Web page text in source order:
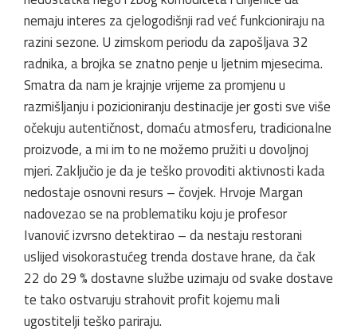
nemaju interes za cjelogodišnji rad već funkcioniraju na
razini sezone. U zimskom periodu da zapošljava 32
radnika, a brojka se znatno penje u ljetnim mjesecima.
Smatra da nam je krajnje vrijeme za promjenu u
razmišljanju i pozicioniranju destinacije jer gosti sve više
očekuju autentičnost, domaću atmosferu, tradicionalne
proizvode, a mi im to ne možemo pružiti u dovoljnoj
mjeri. Zaključio je da je teško provoditi aktivnosti kada
nedostaje osnovni resurs – čovjek. Hrvoje Margan
nadovezao se na problematiku koju je profesor
Ivanović izvrsno detektirao – da nestaju restorani
uslijed visokorastućeg trenda dostave hrane, da čak
22 do 29 % dostavne službe uzimaju od svake dostave
te tako ostvaruju strahovit profit kojemu mali
ugostitelji teško pariraju.